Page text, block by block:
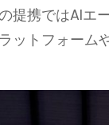
提携ではAIエ
ットフォーム